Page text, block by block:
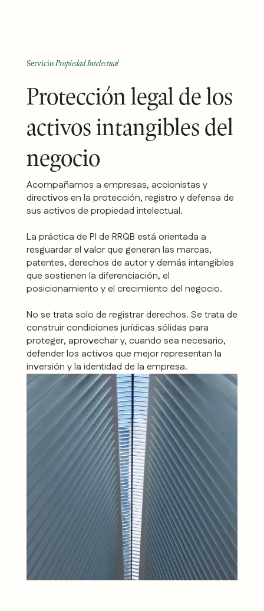
ServicioPropiedad Intelectual
Protección legal de los
activos intangibles del
negocio
Acompañamos a empresas, accionistas y
directivos en la protección, registro y defensa de
sus activos de propiedad intelectual.
La práctica de PI de RRQB está orientada a
resguardar el valor que generan las marcas,
patentes, derechos de autor y demás intangibles
que sostienen la diferenciación, el
posicionamiento y el crecimiento del negocio.
No se trata solo de registrar derechos. Se trata de
construir condiciones jurídicas sólidas para
proteger, aprovechar y, cuando sea necesario,
defender los activos que mejor representan la
inversión y la identidad de la empresa.